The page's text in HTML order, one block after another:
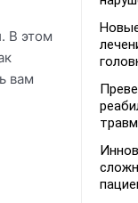
В этом
вам